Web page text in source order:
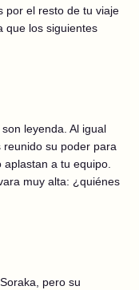
por el resto de tu viaje
que los siguientes
leyenda. Al igual
su poder para
a tu equipo.
muy alta: ¿quiénes
pero su